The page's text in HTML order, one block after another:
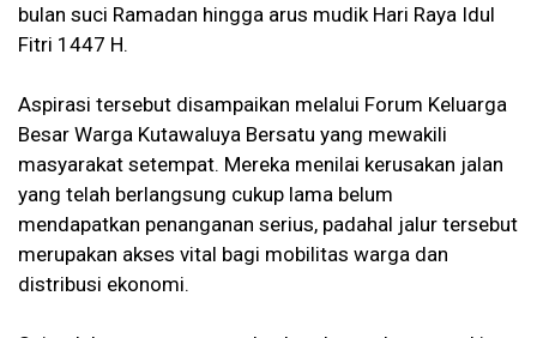
bulan suci Ramadan hingga arus mudik Hari Raya Idul
Fitri 1447 H.
Aspirasi tersebut disampaikan melalui Forum Keluarga
Besar Warga Kutawaluya Bersatu yang mewakili
masyarakat setempat. Mereka menilai kerusakan jalan
yang telah berlangsung cukup lama belum
mendapatkan penanganan serius, padahal jalur tersebut
merupakan akses vital bagi mobilitas warga dan
distribusi ekonomi.